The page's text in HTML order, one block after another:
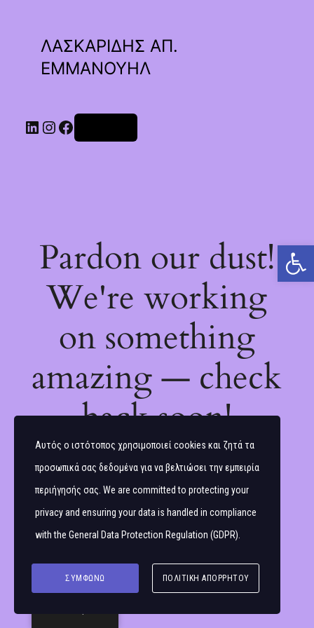
Ανοίξτε τη γραμμή εργαλείων
ΛΑΣΚΑΡΙΔΗΣ ΑΠ.
ΕΜΜΑΝΟΥΗΛ
Linkedin
Instagram
Facebook
Pardon our dust!
We're working
on something
amazing — check
back soon!
Αυτός ο ιστότοπος χρησιμοποιεί cookies και ζητά τα
προσωπικά σας δεδομένα για να βελτιώσει την εμπειρία
περιήγησής σας. We are committed to protecting your
privacy and ensuring your data is handled in compliance
with the General Data Protection Regulation (GDPR)
ΣΥΜΦΩΝΏ ΠΟΛΙΤΙΚΉ ΑΠΟΡΡΉΤΟΥ